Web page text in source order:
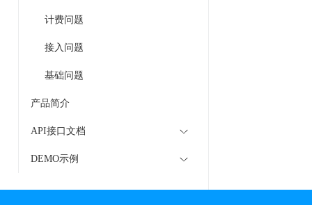
计费问题
接入问题
基础问题
产品简介
API接口文档
DEMO示例